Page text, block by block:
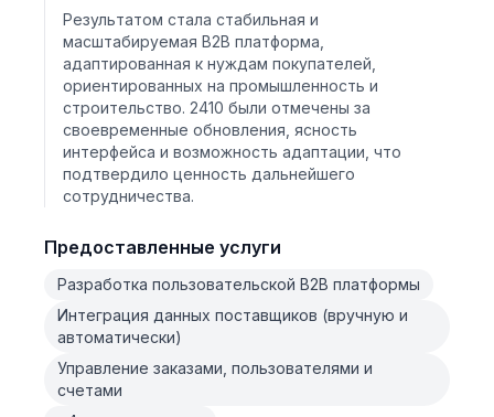
Результатом стала стабильная и
масштабируемая B2B платформа,
адаптированная к нуждам покупателей,
ориентированных на промышленность и
строительство. 2410 были отмечены за
своевременные обновления, ясность
интерфейса и возможность адаптации, что
подтвердило ценность дальнейшего
сотрудничества.
Предоставленные услуги
Разработка пользовательской B2B платформы
Интеграция данных поставщиков (вручную и
автоматически)
Управление заказами, пользователями и
счетами